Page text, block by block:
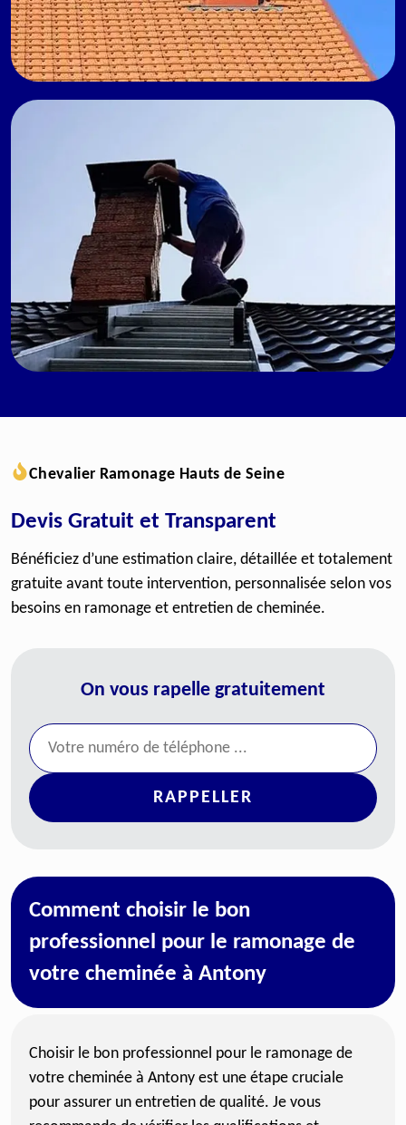
Chevalier Ramonage Hauts de Seine
Devis Gratuit et Transparent
Bénéficiez d’une estimation claire, détaillée et totalement
gratuite avant toute intervention, personnalisée selon vos
besoins en ramonage et entretien de cheminée.
On vous rapelle gratuitement
Comment choisir le bon
professionnel pour le ramonage de
votre cheminée à Antony
Choisir le bon professionnel pour le ramonage de
votre cheminée à Antony est une étape cruciale
pour assurer un entretien de qualité. Je vous